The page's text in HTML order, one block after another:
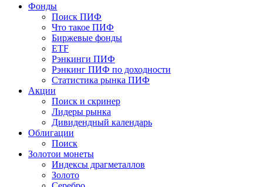
Фонды
Поиск ПИФ
Что такое ПИФ
Биржевые фонды
ETF
Рэнкинги ПИФ
Рэнкинг ПИФ по доходности
Статистика рынка ПИФ
Акции
Поиск и скринер
Лидеры рынка
Дивидендный календарь
Облигации
Поиск
Золотои монеты
Индексы драгметаллов
Золото